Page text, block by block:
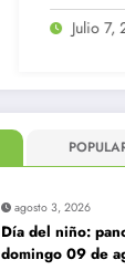
agosto 3, 2026
Día del niño:
domingo 09 de